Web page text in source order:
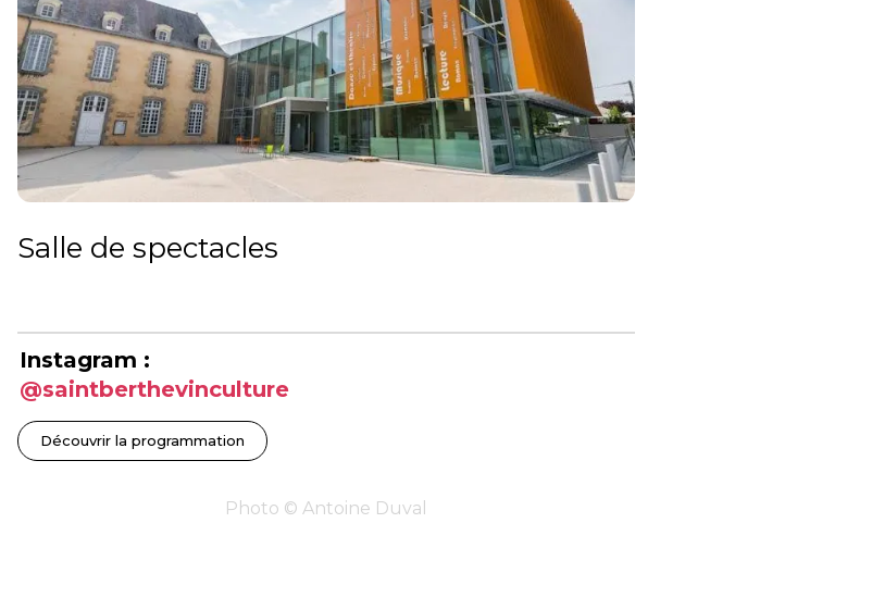
Salle de spectacles
Instagram :
@saintberthevinculture
Découvrir la programmation
Photo © Antoine Duval